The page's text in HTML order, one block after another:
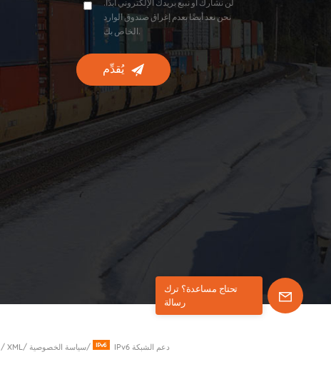
لن نشارك أو نبيع بريدك الإلكتروني أبدًا.
نحن نعد أيضًا بعدم إغراق صندوق الوارد
الخاص بك.
يُقدِّم
/ XML / سياسة الخصوصية/ IPv6 دعم الشبكة
تحتاج مساعدة؟ ترك
رسالة